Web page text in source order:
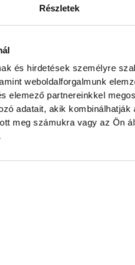
Részletek
és hirdetések személyre
weboldalforgalmunk
elemező partnereinkkel
adatait, akik
meg számukra vagy az Ön
labdarúgócsapata 2-1-
6–0-ra
A bakonyiak
képviselői